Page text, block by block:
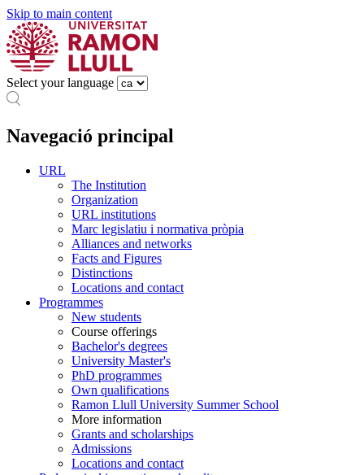
Skip to main content
Select your language
Navegació principal
URL
The Institution
Organization
URL institutions
Marc legislatiu i normativa pròpia
Alliances and networks
Facts and Figures
Distinctions
Locations and contact
Programmes
New students
Course offerings
Bachelor's degrees
University Master's
PhD programmes
Own qualifications
Ramon Llull University Summer School
More information
Grants and scholarships
Admissions
Locations and contact